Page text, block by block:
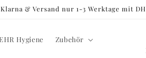
& Versand nur 1-3 Werktage mit
Hygiene Zubehör
S